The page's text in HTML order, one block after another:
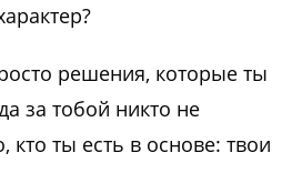
решения, которые ты
за тобой никто не
кто ты есть в основе: твои